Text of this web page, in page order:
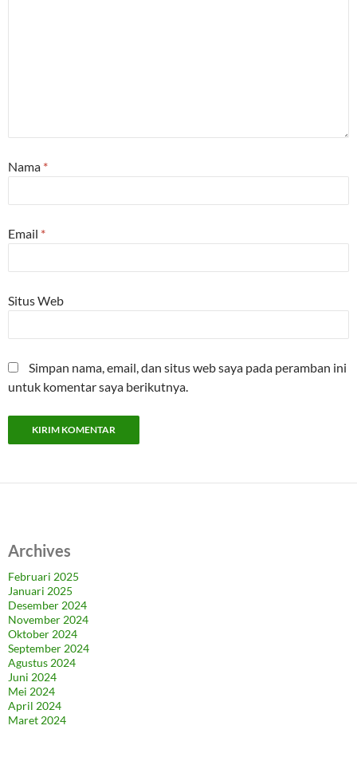
Nama *
Email *
Situs Web
Simpan nama, email, dan situs web saya pada peramban ini
untuk komentar saya berikutnya.
Archives
Februari 2025
Januari 2025
Desember 2024
November 2024
Oktober 2024
September 2024
Agustus 2024
Juni 2024
Mei 2024
April 2024
Maret 2024